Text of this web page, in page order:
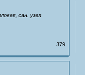
сан. узел
379